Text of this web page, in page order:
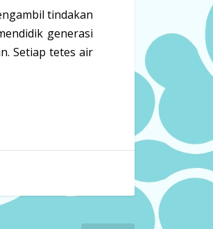
tindakan
generasi
Setiap tetes air